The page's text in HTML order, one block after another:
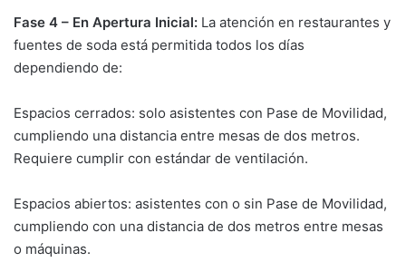
Fase 4 – En Apertura Inicial: La atención en restaurantes y
fuentes de soda está permitida todos los días
dependiendo de:
Espacios cerrados: solo asistentes con Pase de Movilidad,
cumpliendo una distancia entre mesas de dos metros.
Requiere cumplir con estándar de ventilación.
Espacios abiertos: asistentes con o sin Pase de Movilidad,
cumpliendo con una distancia de dos metros entre mesas
o máquinas.